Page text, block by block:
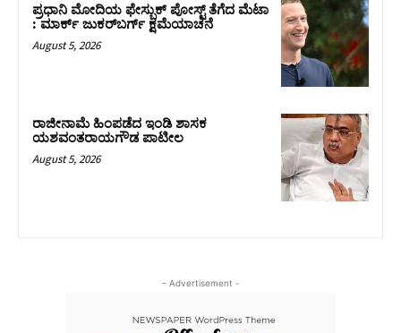
ಪ್ರಧಾನಿ ಮೋದಿಯ ಫೇಸ್ಬುಕ್‌ ಪೋಸ್ಟ್‌ ತೆಗೆದ ಮೆಟಾ
: ಮಾರ್ಕ್ ಜುಕರ್‌ಬರ್ಗ್ ಕ್ಷಮೆಯಾಚನೆ
August 5, 2026
ರಾಜೀನಾಮೆ ಹಿಂಪಡೆದ ಇಂಡಿ ಶಾಸಕ
ಯಶವಂತರಾಯಗೌಡ ಪಾಟೀಲ
August 5, 2026
- Advertisement -